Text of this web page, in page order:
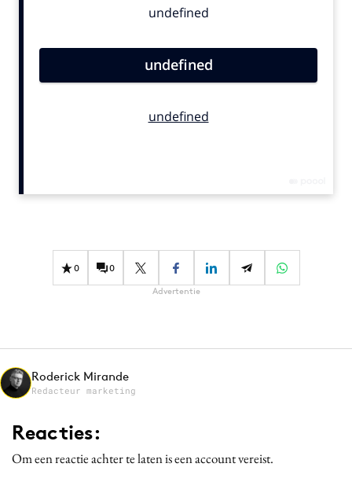
Contentmarketing
Effectiviteit
Gedragsverandering
Martech
Media
Merkstrategie
Programmatic
Purpose Marketing
0 0
Advertentie
Roderick Mirande
Redacteur marketing
Reacties:
Om een reactie achter te laten is een account vereist.